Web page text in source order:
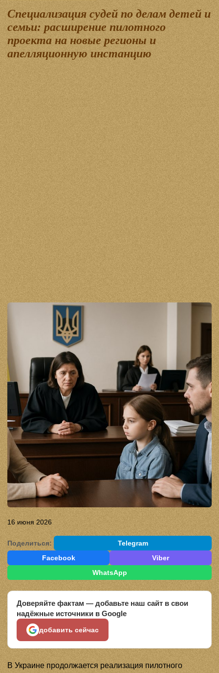
Специализация судей по делам детей и
семьи: расширение пилотного
проекта на новые регионы и
апелляционную инстанцию
16 июня 2026
Поделиться:
Telegram
Facebook
Viber
WhatsApp
Доверяйте фактам — добавьте наш сайт в свои
надёжные источники в Google
добавить сейчас
В Украине продолжается реализация пилотного